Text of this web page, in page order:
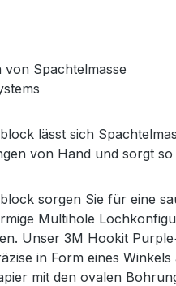
Spachtelmasse
lässt sich
von Hand und sorgt
sorgen Sie für eine
Multihole
Unser 3M Hookit
in Form eines
mit den ovalen